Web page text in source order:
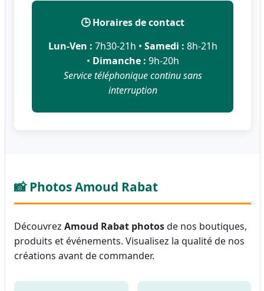
🕒 Horaires de contact
Lun-Ven : 7h30-21h • Samedi : 8h-21h
• Dimanche : 9h-20h
Service téléphonique continu sans
interruption
📸 Photos Amoud Rabat
Découvrez Amoud Rabat photosde nos boutiques,
produits et événements. Visualisez la qualité de nos
créations avant de commander.